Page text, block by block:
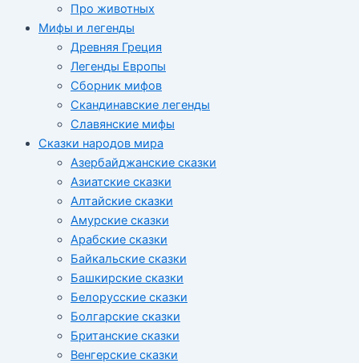
Про животных
Мифы и легенды
Древняя Греция
Легенды Европы
Сборник мифов
Скандинавские легенды
Славянские мифы
Сказки народов мира
Азербайджанские сказки
Азиатские сказки
Алтайские сказки
Амурские сказки
Арабские сказки
Байкальские сказки
Башкирские сказки
Белорусские сказки
Болгарские сказки
Британские сказки
Венгерские сказки